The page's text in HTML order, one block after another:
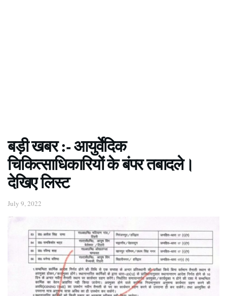
बड़ी खबर :- आयुर्वेदिक
चिकित्साधिकारियों के बंपर तबादले।
देखिए लिस्ट
July 9, 2022